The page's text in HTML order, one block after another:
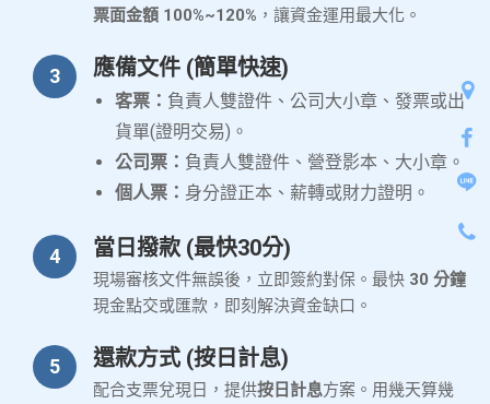
票面金額 100%~120% ，讓資金運用最大化。
3 應備文件 (簡單快速)
客票： 負責人雙證件、公司大小章、發票或出
貨單(證明交易)。
公司票： 負責人雙證件、營登影本、大小章。
個人票： 身分證正本、薪轉或財力證明。
4 當日撥款 (最快30分)
現場審核文件無誤後，立即簽約對保。最快 30 分鐘
現金點交或匯款，即刻解決資金缺口。
5 還款方式 (按日計息)
配合支票兌現日，提供按日計息方案。用幾天算幾